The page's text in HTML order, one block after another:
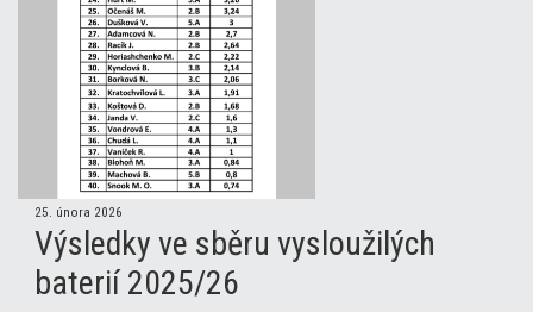
25. února 2026
Výsledky ve sběru vysloužilých
baterií 2025/26